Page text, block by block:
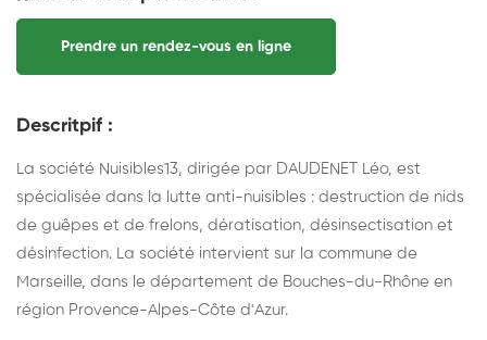
Prendre un rendez-vous en ligne
Descritpif :
La société Nuisibles13, dirigée par DAUDENET Léo, est
spécialisée dans la lutte anti-nuisibles : destruction de nids
de guêpes et de frelons, dératisation, désinsectisation et
désinfection. La société intervient sur la commune de
Marseille, dans le département de Bouches-du-Rhône en
région Provence-Alpes-Côte d'Azur.